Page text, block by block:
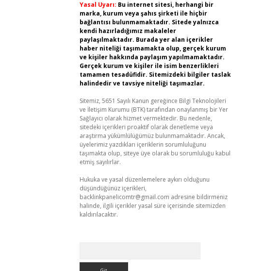
Yasal Uyarı: Bu internet sitesi, herhangi bir
marka, kurum veya şahıs şirketi ile hiçbir
bağlantısı bulunmamaktadır. Sitede yalnızca
kendi hazırladığımız makaleler
paylaşılmaktadır. Burada yer alan içerikler
haber niteliği taşımamakta olup, gerçek kurum
ve kişiler hakkında paylaşım yapılmamaktadır.
Gerçek kurum ve kişiler ile isim benzerlikleri
tamamen tesadüfidir. Sitemizdeki bilgiler taslak
halindedir ve tavsiye niteliği taşımazlar.
Sitemiz, 5651 Sayılı Kanun gereğince Bilgi Teknolojileri
ve İletişim Kurumu (BTK) tarafından onaylanmış bir Yer
Sağlayıcı olarak hizmet vermektedir. Bu nedenle,
sitedeki içerikleri proaktif olarak denetleme veya
araştırma yükümlülüğümüz bulunmamaktadır. Ancak,
üyelerimiz yazdıkları içeriklerin sorumluluğunu
taşımakta olup, siteye üye olarak bu sorumluluğu kabul
etmiş sayılırlar.
Hukuka ve yasal düzenlemelere aykırı olduğunu
düşündüğünüz içerikleri,
backlinkpanelicomtr@gmail.com adresine bildirmeniz
halinde, ilgili içerikler yasal süre içerisinde sitemizden
kaldırılacaktır.